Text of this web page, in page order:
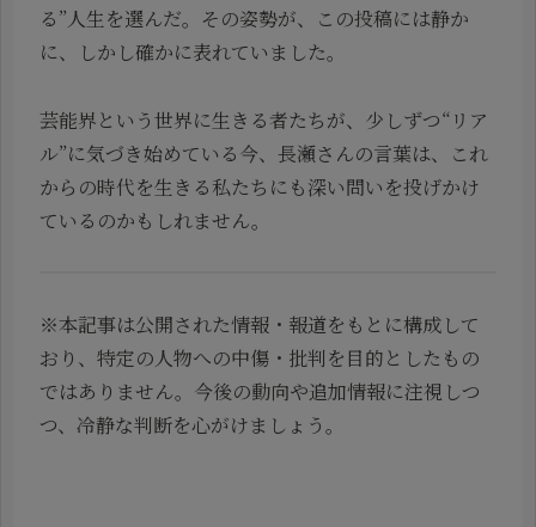
る”人生を選んだ。その姿勢が、この投稿には静か
に、しかし確かに表れていました。
芸能界という世界に生きる者たちが、少しずつ“リア
ル”に気づき始めている今、長瀬さんの言葉は、これ
からの時代を生きる私たちにも深い問いを投げかけ
ているのかもしれません。
※本記事は公開された情報・報道をもとに構成して
おり、特定の人物への中傷・批判を目的としたもの
ではありません。今後の動向や追加情報に注視しつ
つ、冷静な判断を心がけましょう。